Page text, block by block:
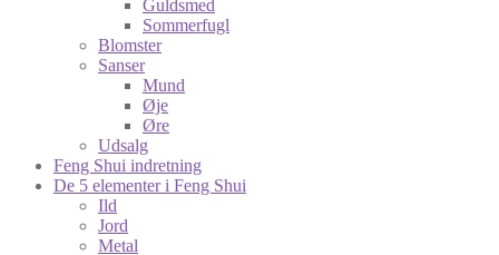
Guldsmed
Sommerfugl
Blomster
Sanser
Mund
Øje
Øre
Udsalg
Feng Shui indretning
De 5 elementer i Feng Shui
Ild
Jord
Metal